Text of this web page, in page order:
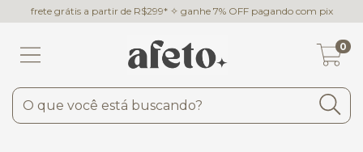
frete grátis a partir de R$299* ✧ ganhe 7% OFF pagando com pix
0